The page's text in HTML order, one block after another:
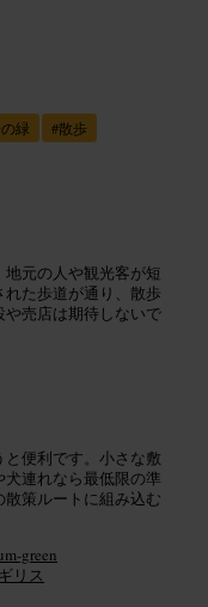
緑 #散歩
元の人や観光客が短
た歩道が通り、散歩
売店は期待しないで
便利です。小さな敷
連れなら最低限の準
策ルートに組み込む
green
リス